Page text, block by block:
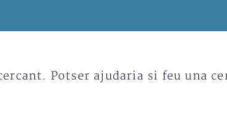
Potser ajudaria si feu una